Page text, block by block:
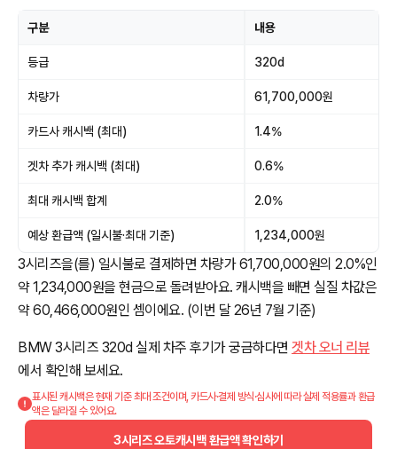
구분 내용
등급 320d
차량가 61,700,000원
카드사 캐시백 (최대) 1.4%
겟차 추가 캐시백 (최대) 0.6%
최대 캐시백 합계 2.0%
예상 환급액 (일시불·최대 기준) 1,234,000원
3시리즈을(를) 일시불로 결제하면 차량가 61,700,000원의 2.0%인
약 1,234,000원을 현금으로 돌려받아요. 캐시백을 빼면 실질 차값은
약 60,466,000원인 셈이에요. (이번 달 26년 7월 기준)
BMW 3시리즈 320d 실제 차주 후기가 궁금하다면 겟차 오너 리뷰
에서 확인해 보세요.
표시된 캐시백은 현재 기준 최대 조건이며, 카드사·결제 방식·심사에 따라 실제 적용률과 환급
액은 달라질 수 있어요.
3시리즈 오토캐시백 환급액 확인하기